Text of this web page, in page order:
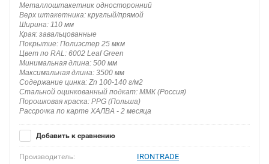
Металлоштакетник односторонний
Верх штакетника: круглый/прямой
Ширина: 110 мм
Края: завальцованные
Покрытие: Полиэстер 25 мкм
Цвет по RAL: 6002 Leaf Green
Минимальная длина: 500 мм
Максимальная длина: 3500 мм
Содержание цинка: Zn 100-140 г/м2
Стальной оцинкованный подкат: ММК (Россия)
Порошковая краска: PPG (Польша)
Рассрочка по карте ХАЛВА - 2 месяца
Добавить к сравнению
Производитель: IRONTRADE